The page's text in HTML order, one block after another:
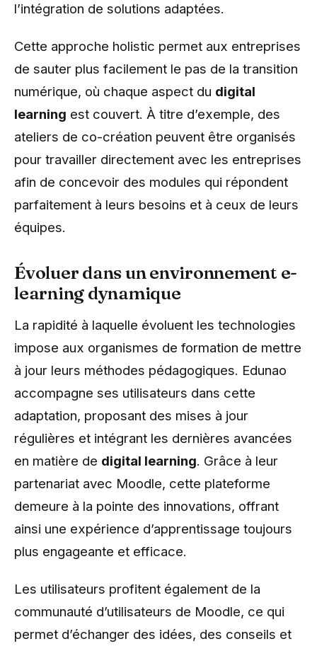
l’intégration de solutions adaptées.
Cette approche holistic permet aux entreprises
de sauter plus facilement le pas de la transition
numérique, où chaque aspect du digital
learning est couvert. À titre d’exemple, des
ateliers de co-création peuvent être organisés
pour travailler directement avec les entreprises
afin de concevoir des modules qui répondent
parfaitement à leurs besoins et à ceux de leurs
équipes.
Évoluer dans un environnement e-
learning dynamique
La rapidité à laquelle évoluent les technologies
impose aux organismes de formation de mettre
à jour leurs méthodes pédagogiques. Edunao
accompagne ses utilisateurs dans cette
adaptation, proposant des mises à jour
régulières et intégrant les dernières avancées
en matière de digital learning. Grâce à leur
partenariat avec Moodle, cette plateforme
demeure à la pointe des innovations, offrant
ainsi une expérience d’apprentissage toujours
plus engageante et efficace.
Les utilisateurs profitent également de la
communauté d’utilisateurs de Moodle, ce qui
permet d’échanger des idées, des conseils et